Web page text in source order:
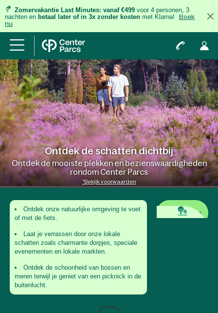
Zomervakantie Last Minutes: vanaf €499 voor 4 personen, 3
nachten en betaal later of in 3x zonder kosten met Klarna!
Boek
nu
Ontdek de schatten dichtbij
Ontdek de mooiste plekken en bezienswaardigheden
rondom Center Parcs
*Bekijk voorwaarden
Last Minutes
Ontdek onze natuurlijke omgeving te voet
of met de fiets.
Laat je verrassen door onze lokale
schatten zoals charmante dorpjes, speciale
evenementen en lokale markten.
Ontdek de schoonheid van bossen en
meren terwijl je geniet van een picknick in de
buitenlucht.